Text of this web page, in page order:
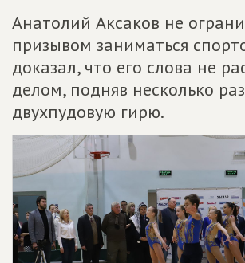
Анатолий Аксаков не
призывом заниматься
доказал, что его слова не
делом, подняв несколько раз
двухпудовую гирю.